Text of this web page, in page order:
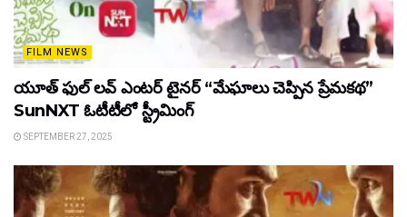
FILM NEWS
యూత్ ఫుల్ లవ్ ఎంటర్ టైనర్ “మేఘాలు చెప్పిన ప్రేమకథ”
SunNXT ఓటీటీలో స్ట్రీమింగ్
SEPTEMBER 27, 2025